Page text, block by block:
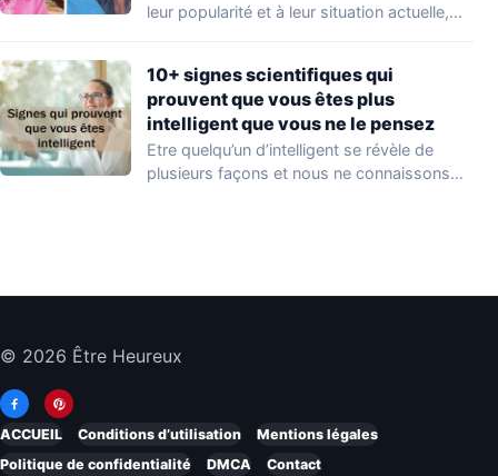
leur popularité et à leur situation actuelle,
10+ signes scientifiques qui
prouvent que vous êtes plus
intelligent que vous ne le pensez
Etre quelqu’un d’intelligent se révèle de
plusieurs façons et nous ne connaissons
© 2026 Être Heureux
ACCUEIL Conditions d’utilisation
Mentions légales
Politique de confidentialité
DMCA Contact